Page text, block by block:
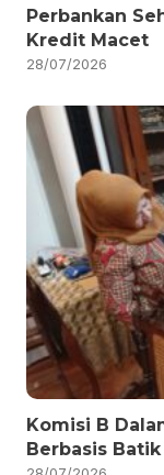
Perbankan
Kredit Macet
28/07/2026
Komisi B
Berbasis Batik